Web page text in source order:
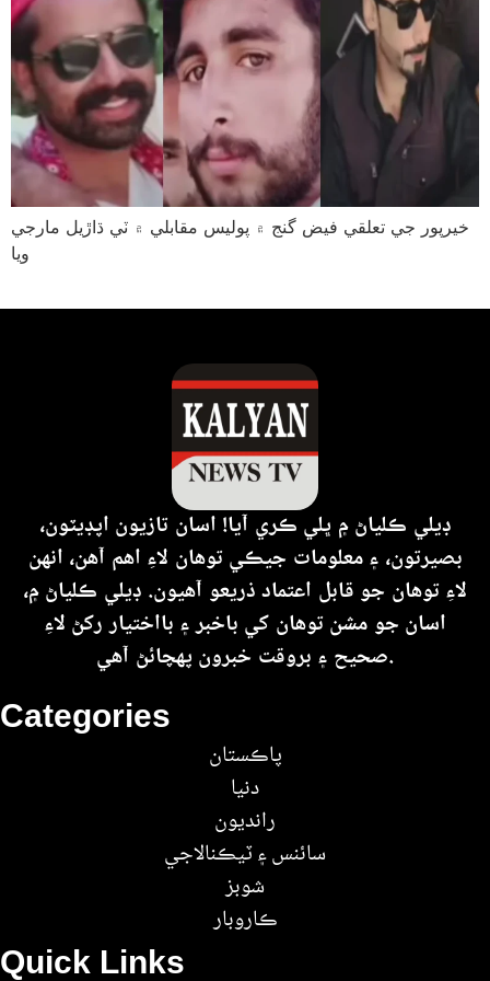
خيرپور جي تعلقي فيض گنج ۾ پوليس مقابلي ۾ ٽي ڌاڙيل مارجي
ويا
Quick Links
Categories
پاڪستان
دنيا
رانديون
سائنس ۽ ٽيڪنالاجي
شوبز
ڪاروبار
ڊيلي ڪلياڻ ۾ ڀلي ڪري آيا! اسان تازيون اپڊيٽون،
بصيرتون، ۽ معلومات جيڪي توهان لاءِ اهم آهن، انهن
لاءِ توهان جو قابل اعتماد ذريعو آهيون. ڊيلي ڪلياڻ ۾،
اسان جو مشن توهان کي باخبر ۽ بااختيار رکڻ لاءِ
صحيح ۽ بروقت خبرون پهچائڻ آهي.